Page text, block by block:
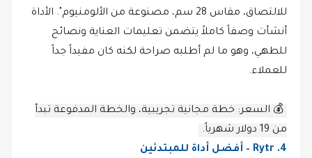
للالتصاق، مقاس 28 سم، مصنوعة من الألومنيوم". الأداة
أنشأت وصفاً كاملاً يتضمن تعليمات العناية ونصائح
للطهي، وهو ما لم أطلبه صراحة لكنه كان مفيداً جداً
للعملاء.
💰 السعر: خطة مجانية تجريبية، والخطة المدفوعة تبدأ
من 19 دولار شهرياً.
4. Rytr – أفضل أداة للمبتدئين